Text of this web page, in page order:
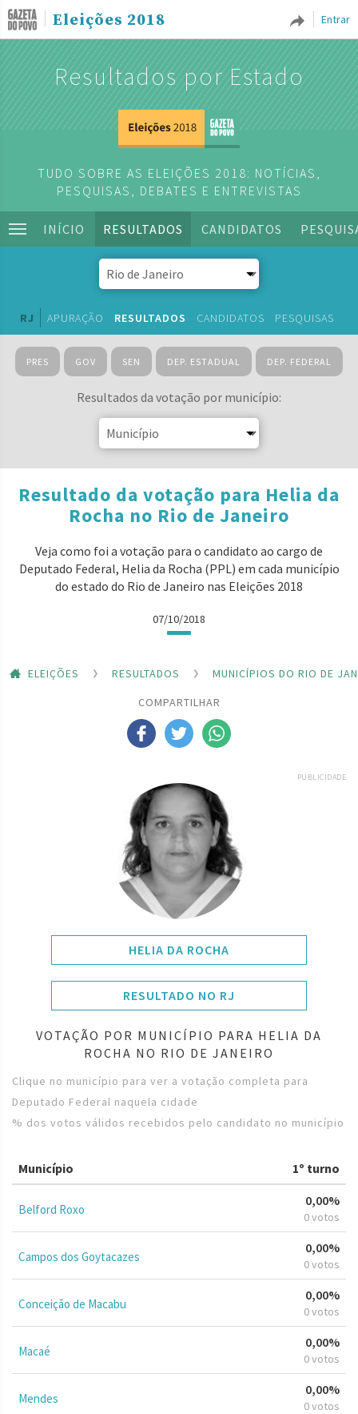
Entrar
Eleições 2018
Resultados por Estado
TUDO SOBRE AS ELEIÇÕES 2018: NOTÍCIAS,
PESQUISAS, DEBATES E ENTREVISTAS
INÍCIO RESULTADOS CANDIDATOS
RJ APURAÇÃO RESULTADOS CANDIDATOS PESQUISAS
PRES GOV SEN DEP. ESTADUAL DEP. FEDERAL
Resultados da votação por município:
Resultado da votação para Helia da
Rocha no Rio de Janeiro
Veja como foi a votação para o candidato ao cargo de
Deputado Federal, Helia da Rocha (PPL) em cada município
do estado do Rio de Janeiro nas Eleições 2018
07/10/2018
ELEIÇÕES RESULTADOS
MUNICÍPIOS DO RIO DE
COMPARTILHAR
PUBLICIDADE
HELIA DA ROCHA
RESULTADO NO RJ
VOTAÇÃO POR MUNICÍPIO PARA HELIA DA
ROCHA NO RIO DE JANEIRO
Clique no município para ver a votação completa para
Deputado Federal naquela cidade
% dos votos válidos recebidos pelo candidato no município
Município 1º turno
Belford Roxo
0,00%
0 votos
Campos dos Goytacazes
0,00%
0 votos
Conceição de Macabu
0,00%
0 votos
Macaé
0,00%
0 votos
Mendes
0,00%
0 votos